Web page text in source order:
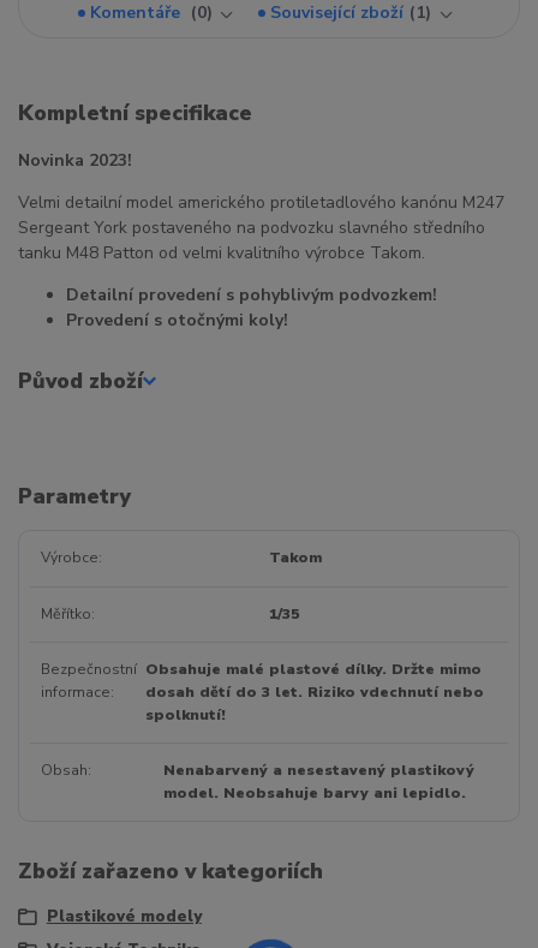
Komentáře
0 Související zboží 1
Kompletní specifikace
Novinka 2023!
Velmi detailní model amerického protiletadlového kanónu M247
Sergeant York postaveného na podvozku slavného středního
tanku M48 Patton od velmi kvalitního výrobce Takom.
Detailní provedení s pohyblivým podvozkem!
Provedení s otočnými koly!
Původ zboží
Parametry
Výrobce Takom
Měřítko 1/35
Bezpečnostní
informace
Obsahuje malé plastové dílky. Držte mimo
dosah dětí do 3 let. Riziko vdechnutí nebo
spolknutí!
Obsah
Nenabarvený a nesestavený plastikový
model. Neobsahuje barvy ani lepidlo.
Zboží zařazeno v kategoriích
Plastikové modely